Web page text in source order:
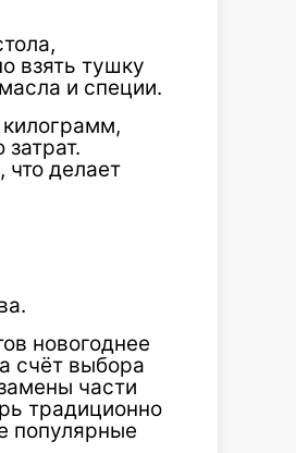
взять тушку
и специи.
делает
новогоднее
счёт выбора
части
традиционно
популярные